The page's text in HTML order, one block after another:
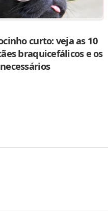
curto: veja as 10
braquicefálicos e os